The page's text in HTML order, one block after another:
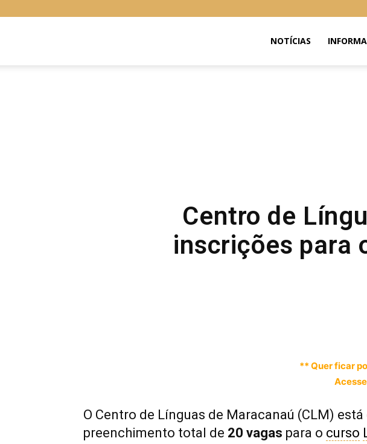
NOTÍCIAS
Centro de
inscrições para
** Quer ficar
O Centro de Línguas de Maracanaú (CLM)
preenchimento total de 20 vagas para o curso